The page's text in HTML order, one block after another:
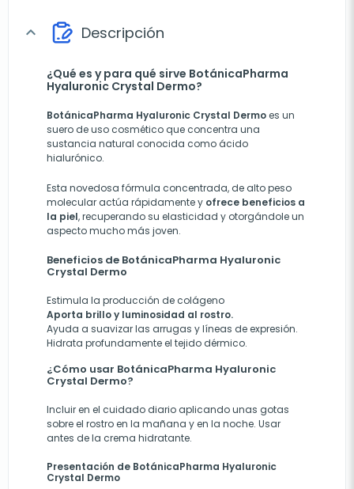
expand_more Descripción
¿Qué es y para qué sirve BotánicaPharma
Hyaluronic Crystal Dermo?
BotánicaPharma Hyaluronic Crystal Dermoes un
suero de uso cosmético que concentra una
sustancia natural conocida como ácido
hialurónico.
Esta novedosa fórmula concentrada, de alto peso
molecular actúa rápidamente y ofrece beneficios a
la piel, recuperando su elasticidad y otorgándole un
aspecto mucho más joven.
Beneficios de BotánicaPharma Hyaluronic
Crystal Dermo
Estimula la producción de colágeno
Aporta brillo y luminosidad al rostro.
Ayuda a suavizar las arrugas y líneas de expresión.
Hidrata profundamente el tejido dérmico.
¿Cómo usar BotánicaPharma Hyaluronic
Crystal Dermo?
Incluir en el cuidado diario aplicando unas gotas
sobre el rostro en la mañana y en la noche. Usar
antes de la crema hidratante.
Presentación de BotánicaPharma Hyaluronic
Crystal Dermo